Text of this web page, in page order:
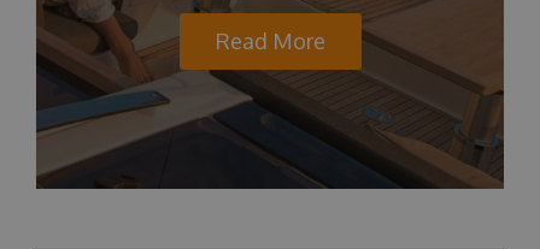
Read More